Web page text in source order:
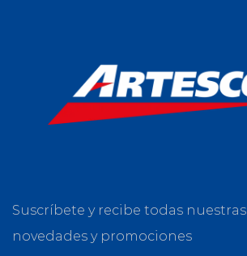
Suscríbete y recibe todas nuestras
novedades y promociones